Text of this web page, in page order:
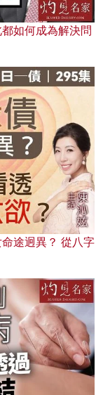
如何成為解決問
途迥異？ 從八字